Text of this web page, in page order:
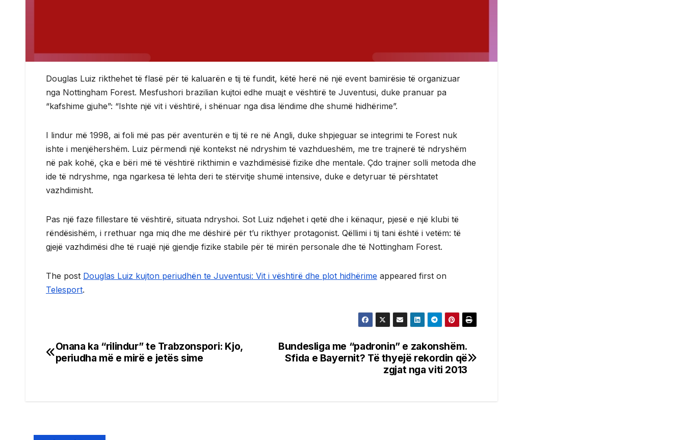
Douglas Luiz rikthehet të flasë për të kaluarën e tij të fundit, këtë herë në një event bamirësie të organizuar
nga Nottingham Forest. Mesfushori brazilian kujtoi edhe muajt e vështirë te Juventusi, duke pranuar pa
“kafshime gjuhe”: “Ishte një vit i vështirë, i shënuar nga disa lëndime dhe shumë hidhërime”.
I lindur më 1998, ai foli më pas për aventurën e tij të re në Angli, duke shpjeguar se integrimi te Forest nuk
ishte i menjëhershëm. Luiz përmendi një kontekst në ndryshim të vazhdueshëm, me tre trajnerë të ndryshëm
në pak kohë, çka e bëri më të vështirë rikthimin e vazhdimësisë fizike dhe mentale. Çdo trajner solli metoda dhe
ide të ndryshme, nga ngarkesa të lehta deri te stërvitje shumë intensive, duke e detyruar të përshtatet
vazhdimisht.
Pas një faze fillestare të vështirë, situata ndryshoi. Sot Luiz ndjehet i qetë dhe i kënaqur, pjesë e një klubi të
rëndësishëm, i rrethuar nga miq dhe me dëshirë për t’u rikthyer protagonist. Qëllimi i tij tani është i vetëm: të
gjejë vazhdimësi dhe të ruajë një gjendje fizike stabile për të mirën personale dhe të Nottingham Forest.
The post Douglas Luiz kujton periudhën te Juventusi: Vit i vështirë dhe plot hidhërime appeared first on
Telesport.
Post
Bundesliga me “padronin” e zakonshëm.
Sfida e Bayernit? Të thyejë rekordin që
zgjat nga viti 2013
Onana ka “rilindur” te Trabzonspori: Kjo,
periudha më e mirë e jetës sime